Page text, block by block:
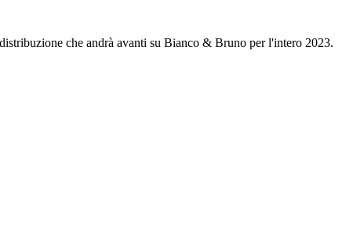
che andrà avanti su Bianco & Bruno per l'intero 2023.